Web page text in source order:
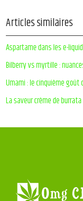
Articles similaires
Aspartame dans les e-
Bilberry vs myrtille :
Umami : le cinquième
La saveur crème de